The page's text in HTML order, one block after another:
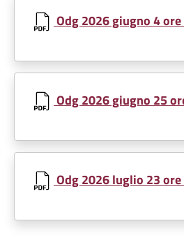
Odg 2026 giugno 4
Document
Odg 2026 giugno 25
Document
Odg 2026 luglio 23